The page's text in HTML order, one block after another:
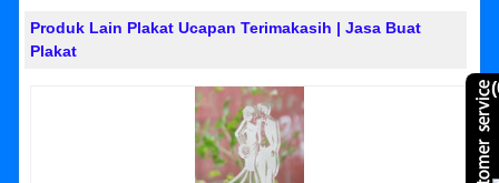
Produk Lain Plakat Ucapan Terimakasih | Jasa Buat
Plakat